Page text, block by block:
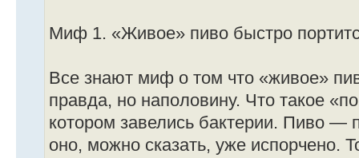
Миф 1. «Живое» пиво быстро
Все знают миф о том что «живое»
правда, но наполовину. Что такое
котором завелись бактерии. Пиво —
оно, можно сказать, уже испорчено.